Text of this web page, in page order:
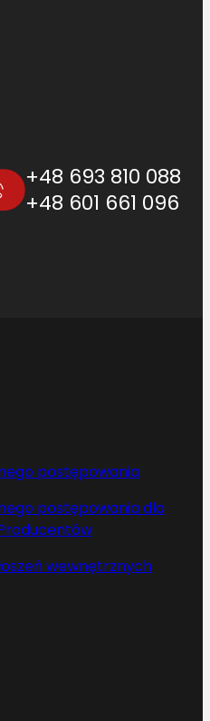
+48 693 810 088
+48 601 661 096
postępowania
postępowania dla
wewnętrznych